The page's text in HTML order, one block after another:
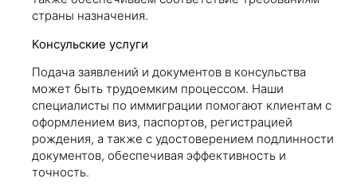
страны назначения.
Консульские услуги
Подача заявлений и документов в консульства
может быть трудоемким процессом. Наши
специалисты по иммиграции помогают клиентам с
оформлением виз, паспортов, регистрацией
рождения, а также с удостоверением подлинности
документов, обеспечивая эффективность и
точность.